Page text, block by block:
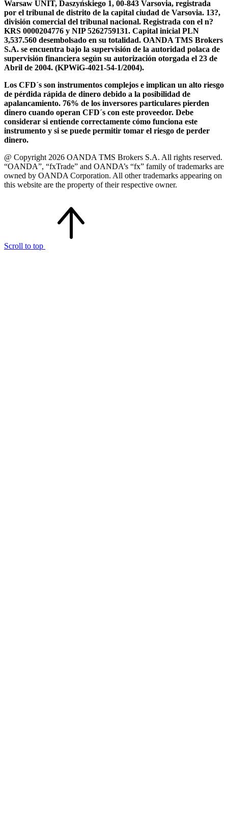
Warsaw UNIT, Daszyńskiego 1, 00-843 Varsovia, registrada
por el tribunal de distrito de la capital ciudad de Varsovia. 13?,
división comercial del tribunal nacional. Registrada con el n?
KRS 0000204776 y NIP 5262759131. Capital inicial PLN
3,537.560 desembolsado en su totalidad. OANDA TMS Brokers
S.A. se encuentra bajo la supervisión de la autoridad polaca de
supervisión financiera según su autorización otorgada el 23 de
Abril de 2004. (KPWiG-4021-54-1/2004).
Los CFD´s son instrumentos complejos e implican un alto riesgo
de pérdida rápida de dinero debido a la posibilidad de
apalancamiento. 76% de los inversores particulares pierden
dinero cuando operan CFD´s con este proveedor. Debe
considerar si entiende correctamente cómo funciona este
instrumento y si se puede permitir tomar el riesgo de perder
dinero.
@ Copyright 2026 OANDA TMS Brokers S.A. All rights reserved.
“OANDA”, “fxTrade” and OANDA’s “fx” family of trademarks are
owned by OANDA Corporation. All other trademarks appearing on
this website are the property of their respective owner.
Scroll to top